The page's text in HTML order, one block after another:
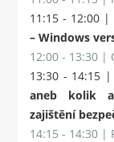
11:15 - 12:00
– Windows
12:00 - 13:30 |
13:30 - 14:15
aneb kolik
zajištění
14:15 - 14:30 |